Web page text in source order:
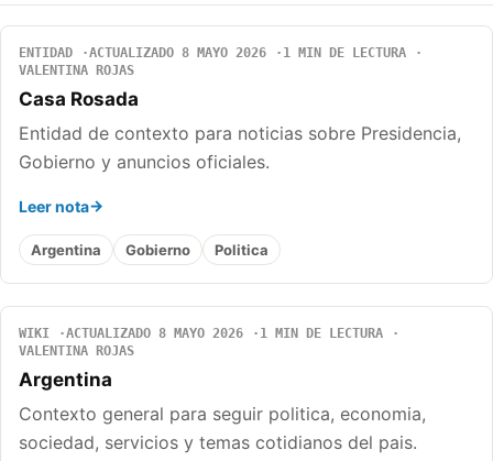
ENTIDAD ACTUALIZADO 8 MAYO 2026
1 MIN DE LECTURA
VALENTINA ROJAS
Casa Rosada
Entidad de contexto para noticias sobre Presidencia,
Gobierno y anuncios oficiales.
Leer nota
Argentina Gobierno Politica
WIKI ACTUALIZADO 8 MAYO 2026
1 MIN DE LECTURA
VALENTINA ROJAS
Argentina
Contexto general para seguir politica, economia,
sociedad, servicios y temas cotidianos del pais.